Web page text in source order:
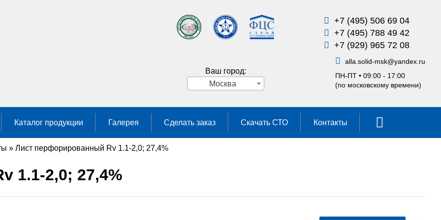
Ваш город:
Москва
+7 (495) 506 69 04
+7 (495) 788 49 42
+7 (929) 965 72 08
alla.solid-msk@yandex.ru
ПН-ПТ • 09:00 - 17:00
(по московскому времени)
Каталог продукции Галерея Сделать заказ Скачать СТО Контакты
» Лист перфорированный Rv 1.1-2,0; 27,4%
1.1-2,0; 27,4%